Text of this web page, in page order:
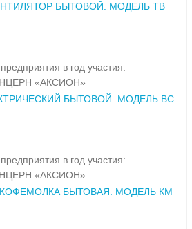
БЫТОВОЙ. МОДЕЛЬ ТВ
в год участия:
«АКСИОН»
БЫТОВОЙ. МОДЕЛЬ ВС
в год участия:
«АКСИОН»
БЫТОВАЯ. МОДЕЛЬ КМ